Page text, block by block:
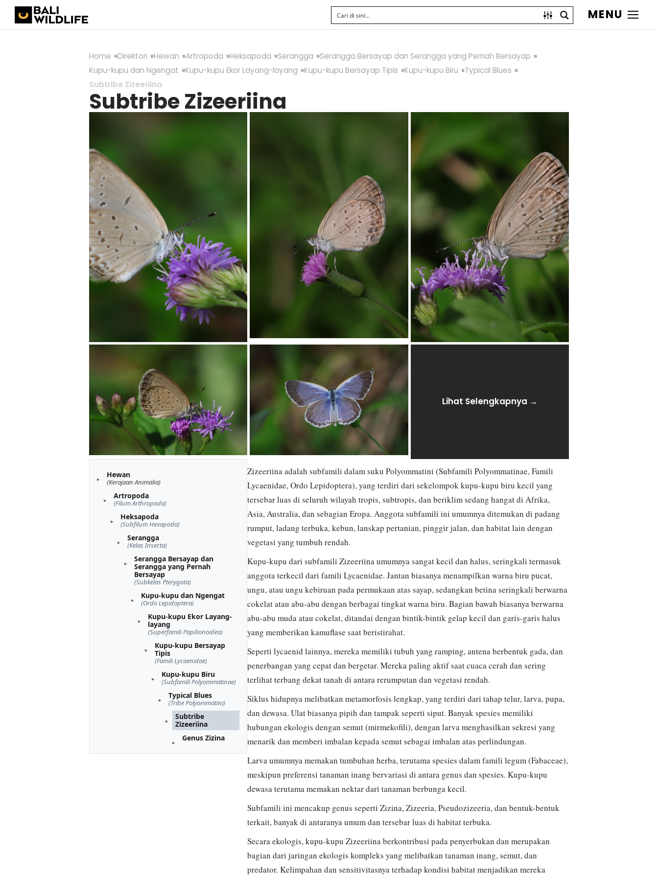
MENU
Home Direktori Hewan Artropoda Heksapoda Serangga
Serangga Bersayap dan Serangga yang Pernah Bersayap
Kupu-kupu dan Ngengat
Kupu-kupu Ekor Layang-layang Kupu-kupu Bersayap Tipis Kupu-kupu Biru
Typical Blues
Subtribe Zizeeriina
Subtribe Zizeeriina
Lihat Selengkapnya →
Hewan
(Kerajaan Animalia)
Artropoda
(Filum Arthropoda)
Heksapoda
(Subfilum Hexapoda)
Serangga
(Kelas Insecta)
Serangga Bersayap dan
Serangga yang Pernah
Bersayap
(Subkelas Pterygota)
Kupu-kupu dan Ngengat
(Ordo Lepidoptera)
Kupu-kupu Ekor Layang-
layang
(Superfamili Papilionoidea)
Kupu-kupu Bersayap
Tipis
(Famili Lycaenidae)
Kupu-kupu Biru
(Subfamili Polyommatinae)
Typical Blues
(Tribe Polyommatini)
Subtribe
Zizeeriina
Genus Zizina
Zizeeriina adalah subfamili dalam suku Polyommatini (Subfamili Polyommatinae, Famili
Lycaenidae, Ordo Lepidoptera), yang terdiri dari sekelompok kupu-kupu biru kecil yang
tersebar luas di seluruh wilayah tropis, subtropis, dan beriklim sedang hangat di Afrika,
Asia, Australia, dan sebagian Eropa. Anggota subfamili ini umumnya ditemukan di padang
rumput, ladang terbuka, kebun, lanskap pertanian, pinggir jalan, dan habitat lain dengan
vegetasi yang tumbuh rendah.
Kupu-kupu dari subfamili Zizeeriina umumnya sangat kecil dan halus, seringkali termasuk
anggota terkecil dari famili Lycaenidae. Jantan biasanya menampilkan warna biru pucat,
ungu, atau ungu kebiruan pada permukaan atas sayap, sedangkan betina seringkali berwarna
cokelat atau abu-abu dengan berbagai tingkat warna biru. Bagian bawah biasanya berwarna
abu-abu muda atau cokelat, ditandai dengan bintik-bintik gelap kecil dan garis-garis halus
yang memberikan kamuflase saat beristirahat.
Seperti lycaenid lainnya, mereka memiliki tubuh yang ramping, antena berbentuk gada, dan
penerbangan yang cepat dan bergetar. Mereka paling aktif saat cuaca cerah dan sering
terlihat terbang dekat tanah di antara rerumputan dan vegetasi rendah.
Siklus hidupnya melibatkan metamorfosis lengkap, yang terdiri dari tahap telur, larva, pupa,
dan dewasa. Ulat biasanya pipih dan tampak seperti siput. Banyak spesies memiliki
hubungan ekologis dengan semut (mirmekofili), dengan larva menghasilkan sekresi yang
menarik dan memberi imbalan kepada semut sebagai imbalan atas perlindungan.
Larva umumnya memakan tumbuhan herba, terutama spesies dalam famili legum (Fabaceae),
meskipun preferensi tanaman inang bervariasi di antara genus dan spesies. Kupu-kupu
dewasa terutama memakan nektar dari tanaman berbunga kecil.
Subfamili ini mencakup genus seperti Zizina, Zizeeria, Pseudozizeeria, dan bentuk-bentuk
terkait, banyak di antaranya umum dan tersebar luas di habitat terbuka.
Secara ekologis, kupu-kupu Zizeeriina berkontribusi pada penyerbukan dan merupakan
bagian dari jaringan ekologis kompleks yang melibatkan tanaman inang, semut, dan
predator. Kelimpahan dan sensitivitasnya terhadap kondisi habitat menjadikan mereka